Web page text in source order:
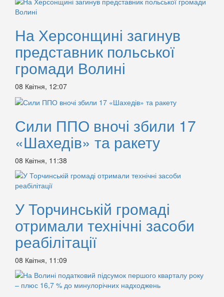
На Херсонщині загинув
представник польської
громади Волині
08 Квітня, 12:07
Сили ППО вночі збили 17
«Шахедів» та ракету
08 Квітня, 11:38
У Торчинській громаді
отримали технічні засоби
реабілітації
08 Квітня, 11:09